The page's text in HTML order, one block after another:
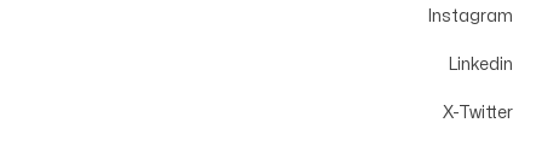
Instagram
Linkedin
X-Twitter